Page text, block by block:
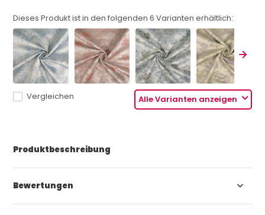
Dieses Produkt ist in den folgenden6 Varianten erhältlich:
Alle Varianten anzeigen
Vergleichen
Produktbeschreibung
Bewertungen